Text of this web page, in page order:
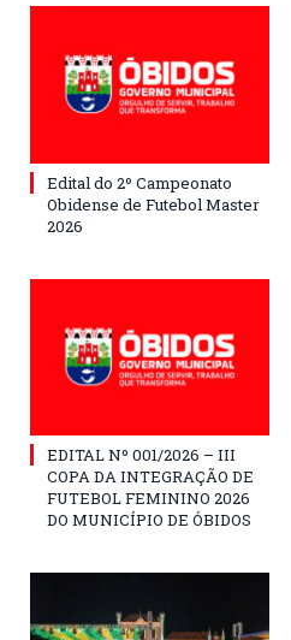
Edital do 2º Campeonato
Obidense de Futebol Master
2026
EDITAL Nº 001/2026 – III
COPA DA INTEGRAÇÃO DE
FUTEBOL FEMININO 2026
DO MUNICÍPIO DE ÓBIDOS